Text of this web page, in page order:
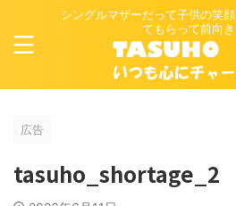
シングルマザーだって子供の笑
てもらって前向き
広告
tasuho_shortage_2